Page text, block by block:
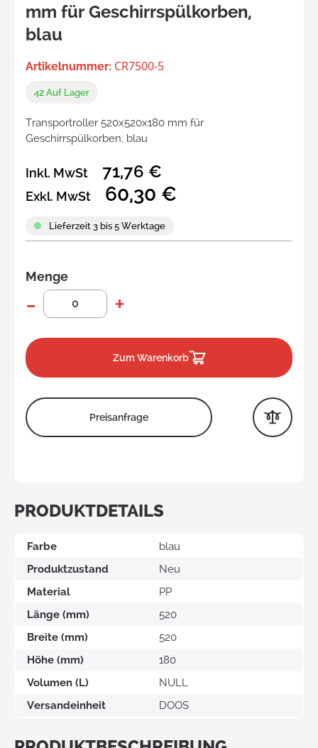
PRODUKTDETAILS
Farbe
blau
Produktzustand
Neu
Material
PP
Länge (mm)
520
Breite (mm)
520
Höhe (mm)
180
Volumen (L)
NULL
Versandeinheit
DOOS
mm für Geschirrspülkorben,
blau
Artikelnummer: CR7500-5
42 Auf Lager
Transportroller 520x520x180 mm für
Geschirrspülkorben, blau
Inkl. MwSt 71,76 €
Exkl. MwSt 60,30 €
Lieferzeit 3 bis 5 Werktage
Menge
Zum Warenkorb
Preisanfrage